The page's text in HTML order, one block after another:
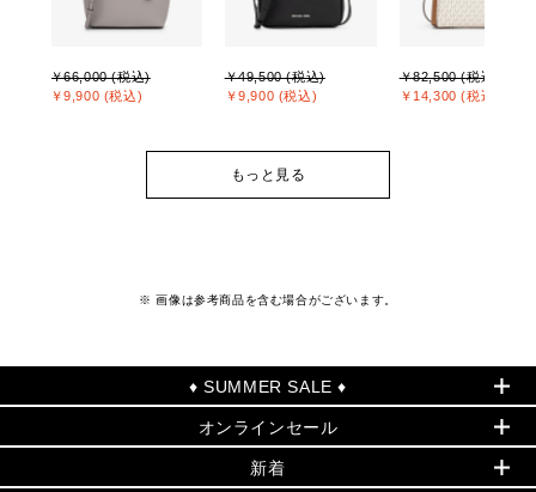
￥66,000 (税込)
￥9,900 (税込)
￥49,500 (税込)
￥9,900 (税込)
￥82,500 (税込)
￥14,300 (税込)
もっと見る
※ 画像は参考商品を含む場合がございます。
♦ SUMMER SALE ♦
セールおすすめアイテム
▶ ウィメンズ
オンラインセール
PRODUCT OF THE MONTH - 今月の特別価格
新着